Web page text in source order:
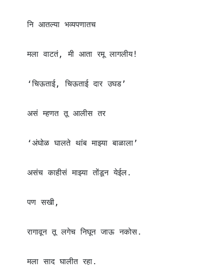
    नि आतल्या भव्यपणातच
    मला वाटतं, मी आता रमू लागलीय!
    ‘चिऊताई, चिऊताई दार उघड’
    असं म्हणत तू आलीस तर
    ‘अंघोळ घालते थांब माझ्या बाळाला’
    असंच काहीसं माझ्या तोंडून येईल.
    पण सखी,
    रागावून तू लगेच निघून जाऊ नकोस.
    मला साद घालीत रहा.